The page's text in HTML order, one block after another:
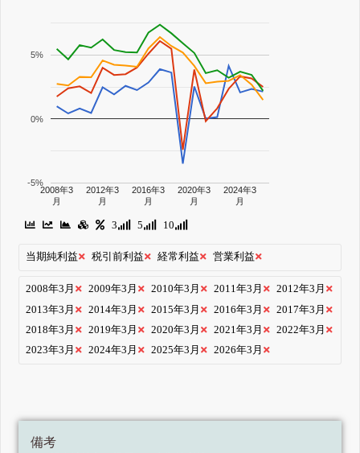
2008年3
月
2012年3
月
2016年3
月
2020年3
月
2024年3
月
-5%
0%
5%
3 5 10
当期純利益 税引前利益 経常利益 営業利益
2008年3月 2009年3月 2010年3月 2011年3月
2012年3月
2013年3月
2014年3月 2015年3月 2016年3月
2017年3月
2018年3月
2019年3月 2020年3月 2021年3月
2022年3月
2023年3月
2024年3月 2025年3月 2026年3月
備考